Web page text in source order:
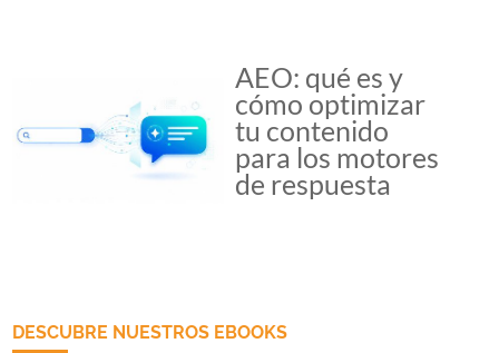
AEO: qué es y
cómo optimizar
tu contenido
para los motores
de respuesta
DESCUBRE NUESTROS EBOOKS